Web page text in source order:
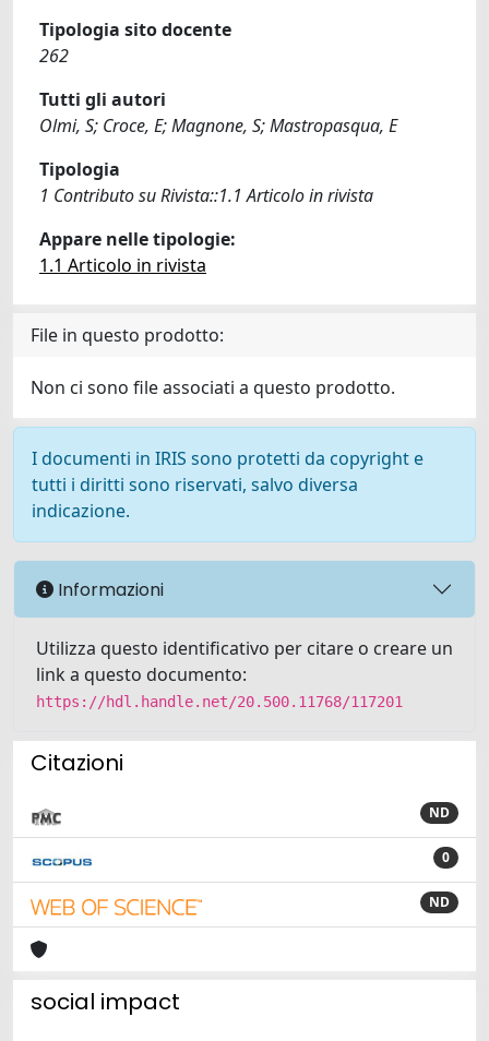
Tipologia sito docente
262
Tutti gli autori
Olmi, S; Croce, E; Magnone, S; Mastropasqua, E
Tipologia
1 Contributo su Rivista::1.1 Articolo in rivista
Appare nelle tipologie:
1.1 Articolo in rivista
File in questo prodotto:
Non ci sono file associati a questo prodotto.
I documenti in IRIS sono protetti da copyright e
tutti i diritti sono riservati, salvo diversa
indicazione.
Informazioni
Utilizza questo identificativo per citare o creare un
link a questo documento:
https://hdl.handle.net/20.500.11768/117201
Citazioni
ND
0
ND
social impact